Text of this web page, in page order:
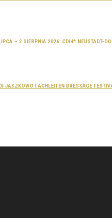
– 2 SIERPNIA 2026: CDI4* NEUSTADT-
JASZKOWO I ACHLEITEN DRESSAGE